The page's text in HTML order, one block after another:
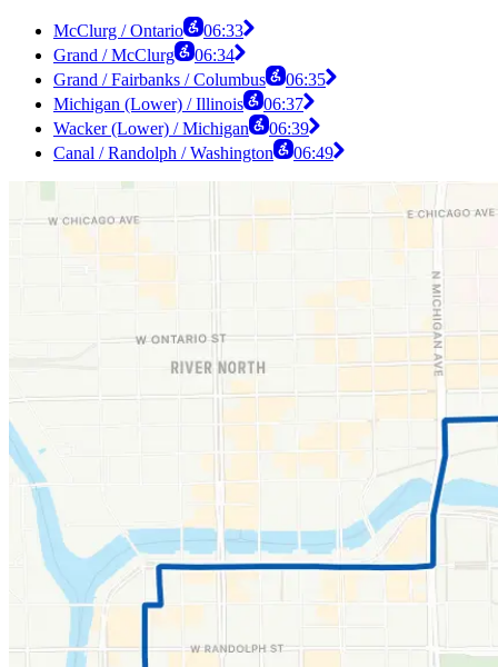
McClurg / Ontario
06:33
Grand / McClurg
06:34
Grand / Fairbanks / Columbus
06:35
Michigan (Lower) / Illinois
06:37
Wacker (Lower) / Michigan
06:39
Canal / Randolph / Washington
06:49